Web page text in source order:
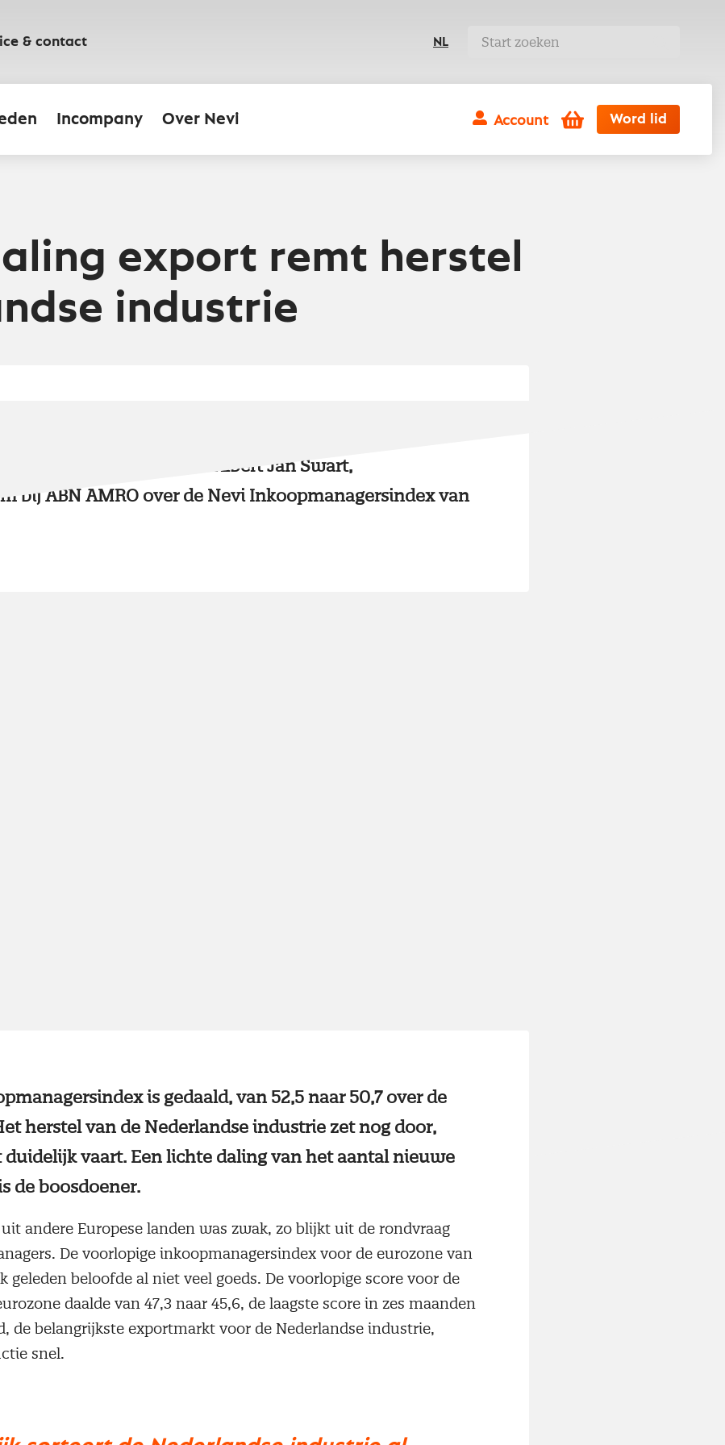
& contact NL
Incompany Over Nevi Account Winkelwagen
Word lid
export remt herstel
industrie
commentaar van Albert Jan Swart,
bij ABN AMRO over de Nevi Inkoopmanagersindex van
is gedaald, van 52,5 naar 50,7 over de
herstel van de Nederlandse industrie zet nog door,
vaart. Een lichte daling van het aantal nieuwe
de boosdoener.
andere Europese landen was zwak, zo blijkt uit de rondvraag
De voorlopige inkoopmanagersindex voor de eurozone van
geleden beloofde al niet veel goeds. De voorlopige score voor de
daalde van 47,3 naar 45,6, de laagste score in zes maanden
de belangrijkste exportmarkt voor de Nederlandse industrie,
snel.